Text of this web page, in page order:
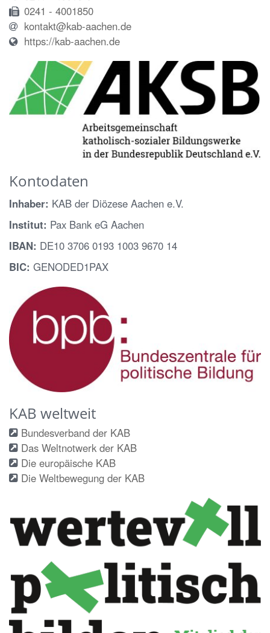
0241 - 4001850
kontakt@kab-aachen.de
https://kab-aachen.de
Kontodaten
Inhaber: KAB der Diözese Aachen e.V.
Institut: Pax Bank eG Aachen
IBAN: DE10 3706 0193 1003 9670 14
BIC: GENODED1PAX
KAB weltweit
Bundesverband der KAB
Das Weltnotwerk der KAB
Die europäische KAB
Die Weltbewegung der KAB